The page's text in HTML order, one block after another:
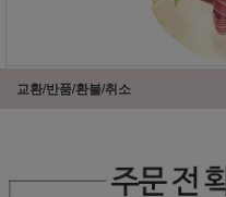
교환/반품/환불/취소